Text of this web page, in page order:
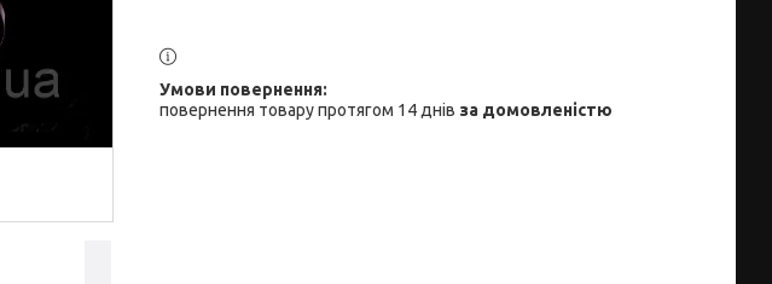
повернення товару протягом 14 днів за домовленістю